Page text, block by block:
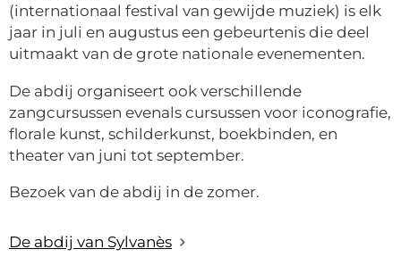
(internationaal festival van gewijde muziek) is elk
jaar in juli en augustus een gebeurtenis die deel
uitmaakt van de grote nationale evenementen.
De abdij organiseert ook verschillende
zangcursussen evenals cursussen voor iconografie,
florale kunst, schilderkunst, boekbinden, en
theater van juni tot september.
Bezoek van de abdij in de zomer.
De abdij van Sylvanès